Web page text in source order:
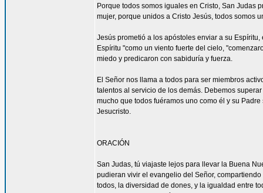
Porque todos somos iguales en Cristo, San Judas
mujer, porque unidos a Cristo Jesús, todos somos
Jesús prometió a los apóstoles enviar a su
Espíritu "como un viento fuerte del cielo,
miedo y predicaron con sabiduría y fuerza.
El Señor nos llama a todos para ser miembros
talentos al servicio de los demás. Debemos
mucho que todos fuéramos uno como él y su
Jesucristo.
ORACIÓN
San Judas, tú viajaste lejos para llevar la Buena
pudieran vivir el evangelio del Señor,
todos, la diversidad de dones, y la igualdad entre